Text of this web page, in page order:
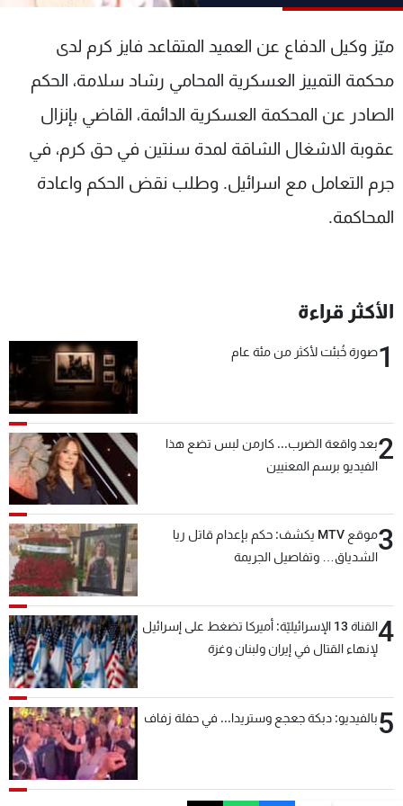
ميّز وكيل الدفاع عن العميد المتقاعد فايز كرم لدى
محكمة التمييز العسكرية المحامي رشاد سلامة، الحكم
الصادر عن المحكمة العسكرية الدائمة، القاضي بإنزال
عقوبة الاشغال الشاقة لمدة سنتين في حق كرم، في
جرم التعامل مع اسرائيل. وطلب نقض الحكم واعادة
المحاكمة.
الأكثر قراءة
1صورة خُبئت لأكثر من مئة عام
2بعد واقعة الضرب... كارمن لبس تضع هذا
الفيديو برسم المعنيين
3
موقع MTV يكشف: حكم بإعدام قاتل ريا
الشدياق… وتفاصيل الجريمة
4
القناة 13 الإسرائيليّة: أميركا تضغط على إسرائيل
لإنهاء القتال في إيران ولبنان وغزة
5بالفيديو: دبكة جعجع وستريدا... في حفلة زفاف
الترددات
الإنـتـاج
لاعلاناتكم
تواصل معنا
شروط الإسـتخدام
سياسة الخصوصية